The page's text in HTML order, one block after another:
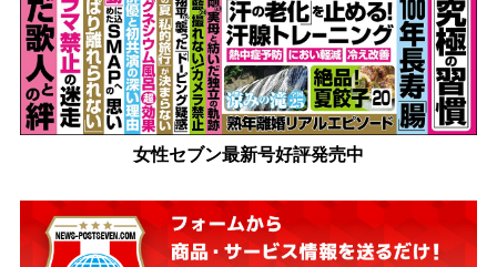
女性セブン最新号好評発売中